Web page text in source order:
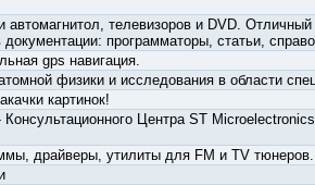
автомагнитол, телевизоров и DVD.
программаторы, статьи,
gps навигация.
физики и исследования в области
картинок!
Центра ST
драйверы, утилиты для FM и TV тюнеров.